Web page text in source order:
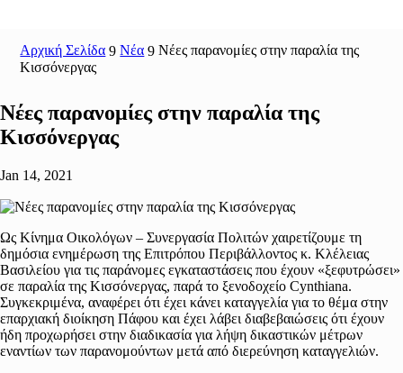
Αρχική Σελίδα 9 Νέα 9 Νέες παρανομίες στην παραλία της
Κισσόνεργας
Νέες παρανομίες στην παραλία της
Κισσόνεργας
Jan 14, 2021
Ως Κίνημα Οικολόγων – Συνεργασία Πολιτών χαιρετίζουμε τη
δημόσια ενημέρωση της Επιτρόπου Περιβάλλοντος κ. Κλέλειας
Βασιλείου για τις παράνομες εγκαταστάσεις που έχουν «ξεφυτρώσει»
σε παραλία της Κισσόνεργας, παρά το ξενοδοχείο Cynthiana.
Συγκεκριμένα, αναφέρει ότι έχει κάνει καταγγελία για το θέμα στην
επαρχιακή διοίκηση Πάφου και έχει λάβει διαβεβαιώσεις ότι έχουν
ήδη προχωρήσει στην διαδικασία για λήψη δικαστικών μέτρων
εναντίων των παρανομούντων μετά από διερεύνηση καταγγελιών.